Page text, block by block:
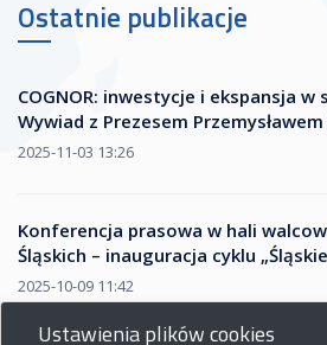
Ostatnie publikacje
COGNOR: inwestycje i ekspansja
Wywiad z Prezesem
2025-11-03 13:26
Konferencja prasowa w hali
Śląskich – inauguracja cyklu
2025-10-09 11:42
Ustawienia plików cookies